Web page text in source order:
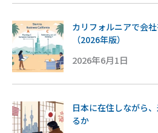
カリフォルニアで会
（2026年版）
2026年6月1日
日本に在住しながら
るか